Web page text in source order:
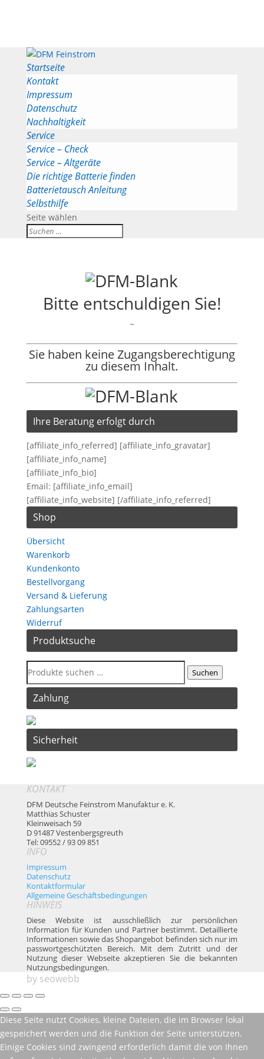
Startseite
Kontakt
Impressum
Datenschutz
Nachhaltigkeit
Service
Service – Check
Service – Altgeräte
Die richtige Batterie finden
Batterietausch Anleitung
Selbsthilfe
Seite wählen
Bitte entschuldigen Sie!
~
Sie haben keine Zugangsberechtigung
zu diesem Inhalt.
Ihre Beratung erfolgt durch
[affiliate_info_referred] [affiliate_info_gravatar]
[affiliate_info_name]
[affiliate_info_bio]
Email: [affiliate_info_email]
[affiliate_info_website] [/affiliate_info_referred]
Shop
Übersicht
Warenkorb
Kundenkonto
Bestellvorgang
Versand & Lieferung
Zahlungsarten
Widerruf
Produktsuche
Suchen
Zahlung
Sicherheit
KONTAKT
DFM Deutsche Feinstrom Manufaktur e. K.
Matthias Schuster
Kleinweisach 59
D 91487 Vestenbergsgreuth
Tel: 09552 / 93 09 851
INFO
Impressum
Datenschutz
Kontaktformular
Allgemeine Geschäftsbedingungen
HINWEIS
Diese Website ist ausschließlich zur persönlichen
Information für Kunden und Partner bestimmt. Detaillierte
Informationen sowie das Shopangebot befinden sich nur im
passwortgeschützten Bereich. Mit dem Zutritt und der
Nutzung dieser Webseite akzeptieren Sie die bekannten
Nutzungsbedingungen.
by seowebb
Diese Seite nutzt Cookies, kleine Dateien, die im Browser lokal
gespeichert werden und die Funktion der Seite unterstützen.
Einige Cookies sind zwingend erforderlich damit die von Ihnen